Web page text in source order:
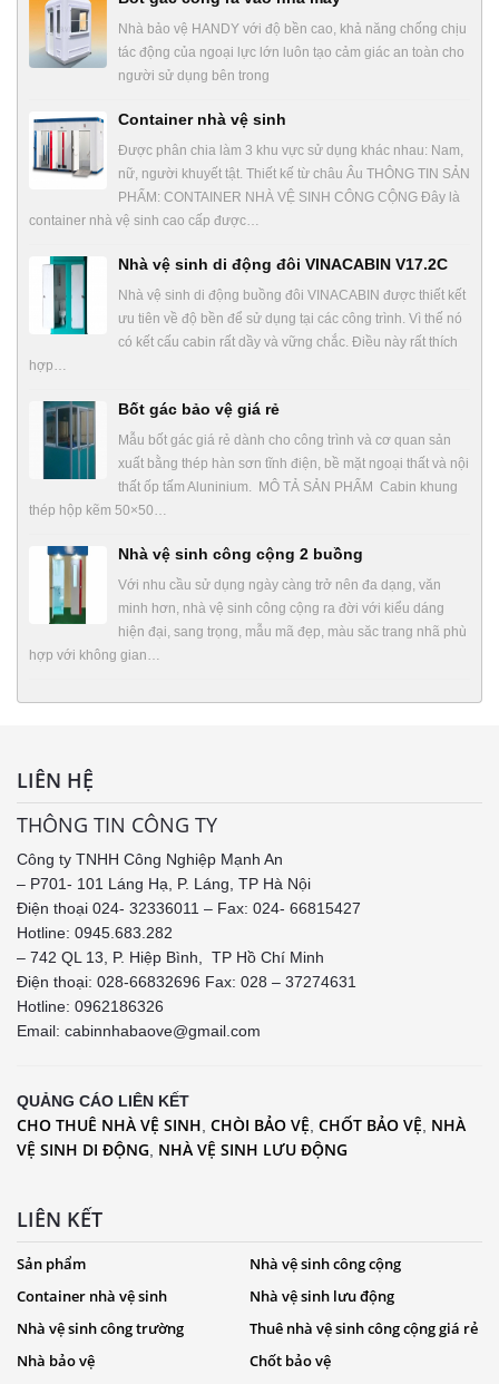
Nhà bảo vệ HANDY với độ bền cao, khả năng chống chịu
tác động của ngoại lực lớn luôn tạo cảm giác an toàn cho
người sử dụng bên trong
Container nhà vệ sinh
Được phân chia làm 3 khu vực sử dụng khác nhau: Nam,
nữ, người khuyết tật. Thiết kế từ châu Âu THÔNG TIN SẢN
PHẨM: CONTAINER NHÀ VỆ SINH CÔNG CỘNG Đây là
container nhà vệ sinh cao cấp được…
Nhà vệ sinh di động đôi VINACABIN V17.2C
Nhà vệ sinh di động buồng đôi VINACABIN được thiết kết
ưu tiên về độ bền để sử dụng tại các công trình. Vì thế nó
có kết cấu cabin rất dầy và vững chắc. Điều này rất thích
hợp…
Bốt gác bảo vệ giá rẻ
Mẫu bốt gác giá rẻ dành cho công trình và cơ quan sản
xuất bằng thép hàn sơn tĩnh điện, bề mặt ngoại thất và nội
thất ốp tấm Aluninium. MÔ TẢ SẢN PHẨM Cabin khung
thép hộp kẽm 50×50…
Nhà vệ sinh công cộng 2 buồng
Với nhu cầu sử dụng ngày càng trở nên đa dạng, văn
minh hơn, nhà vệ sinh công cộng ra đời với kiểu dáng
hiện đại, sang trọng, mẫu mã đẹp, màu săc trang nhã phù
hợp với không gian…
LIÊN HỆ
THÔNG TIN CÔNG TY
Công ty TNHH Công Nghiệp Mạnh An
– P701- 101 Láng Hạ, P. Láng, TP Hà Nội
Điện thoại 024- 32336011 – Fax: 024- 66815427
Hotline: 0945.683.282
– 742 QL 13, P. Hiệp Bình, TP Hồ Chí Minh
Điện thoại: 028-66832696 Fax: 028 – 37274631
Hotline: 0962186326
Email: cabinnhabaove@gmail.com
QUẢNG CÁO LIÊN KẾT
CHO THUÊ NHÀ VỆ SINH CHÒI BẢO VỆ CHỐT BẢO VỆ NHÀ
VỆ SINH DI ĐỘNG NHÀ VỆ SINH LƯU ĐỘNG
LIÊN KẾT
Sản phẩm
Nhà vệ sinh công cộng
Container nhà vệ sinh
Nhà vệ sinh lưu động
Nhà vệ sinh công trường
Thuê nhà vệ sinh công cộng giá rẻ
Nhà bảo vệ
Chốt bảo vệ